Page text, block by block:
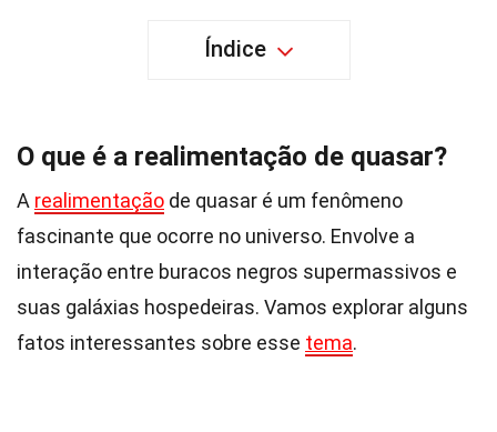
Índice
O que é a realimentação de quasar?
A realimentação de quasar é um fenômeno
fascinante que ocorre no universo. Envolve a
interação entre buracos negros supermassivos e
suas galáxias hospedeiras. Vamos explorar alguns
fatos interessantes sobre esse tema.